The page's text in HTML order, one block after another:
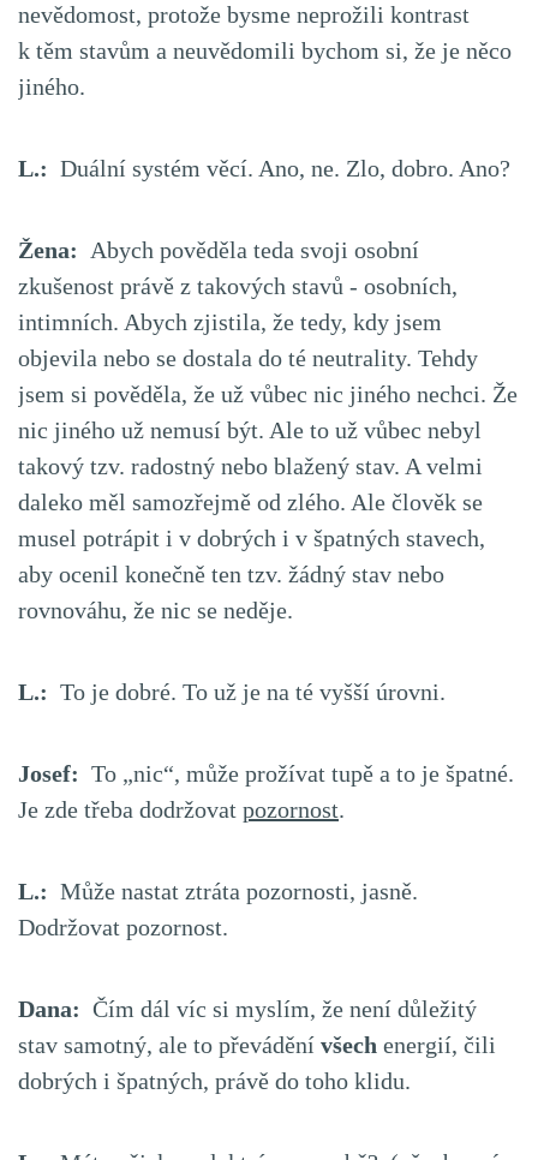
nevědomost, protože bysme neprožili kontrast
k těm stavům a neuvědomili bychom si, že je něco
jiného.
L.: Duální systém věcí. Ano, ne. Zlo, dobro. Ano?
Žena: Abych pověděla teda svoji osobní
zkušenost právě z takových stavů - osobních,
intimních. Abych zjistila, že tedy, kdy jsem
objevila nebo se dostala do té neutrality. Tehdy
jsem si pověděla, že už vůbec nic jiného nechci. Že
nic jiného už nemusí být. Ale to už vůbec nebyl
takový tzv. radostný nebo blažený stav. A velmi
daleko měl samozřejmě od zlého. Ale člověk se
musel potrápit i v dobrých i v špatných stavech,
aby ocenil konečně ten tzv. žádný stav nebo
rovnováhu, že nic se neděje.
L.: To je dobré. To už je na té vyšší úrovni.
Josef: To „nic“, může prožívat tupě a to je špatné.
Je zde třeba dodržovat pozornost.
L.: Může nastat ztráta pozornosti, jasně.
Dodržovat pozornost.
Dana: Čím dál víc si myslím, že není důležitý
stav samotný, ale to převádění všech energií, čili
dobrých i špatných, právě do toho klidu.